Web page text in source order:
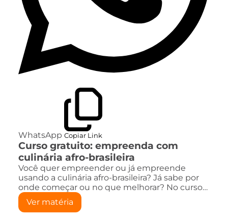
WhatsApp Copiar Link
Curso gratuito: empreenda com
culinária afro-brasileira
Você quer empreender ou já empreende
usando a culinária afro-brasileira? Já sabe por
onde começar ou no que melhorar? No curso…
Ver matéria